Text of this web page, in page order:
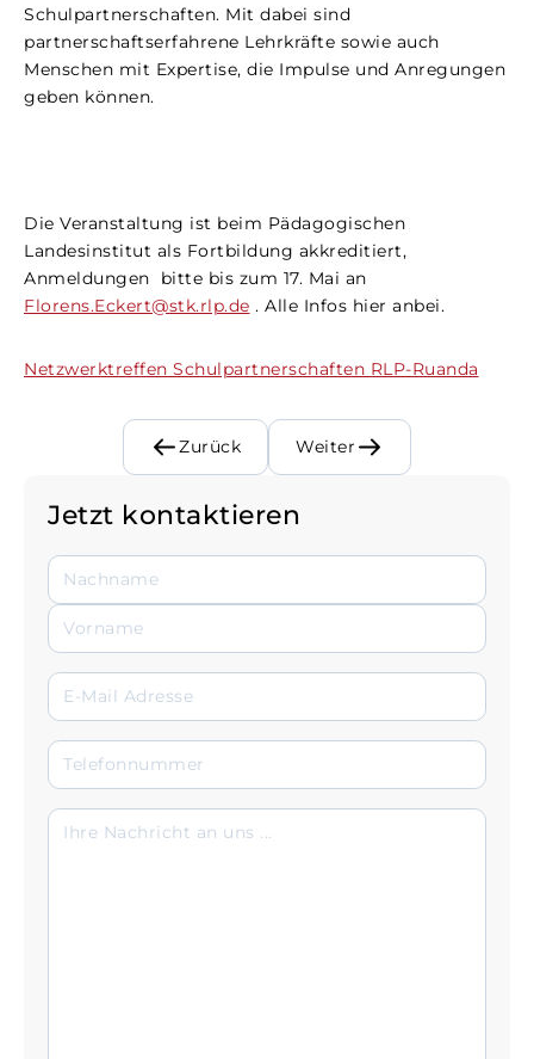
Schulpartnerschaften. Mit dabei sind
partnerschaftserfahrene Lehrkräfte sowie auch
Menschen mit Expertise, die Impulse und Anregungen
geben können.
Die Veranstaltung ist beim Pädagogischen
Landesinstitut als Fortbildung akkreditiert,
Anmeldungen bitte bis zum 17. Mai an
Florens.Eckert@stk.rlp.de . Alle Infos hier anbei.
Netzwerktreffen Schulpartnerschaften RLP-Ruanda
Zurück Weiter
Jetzt kontaktieren